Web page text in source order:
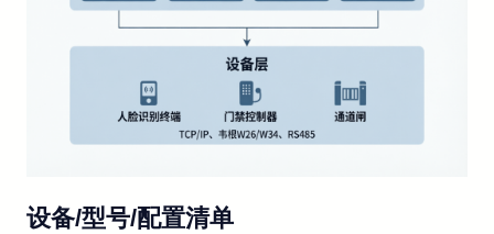
设备/型号/配置清单